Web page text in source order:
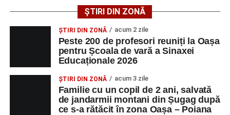
Facebook WhatsApp
Ultimele știri din Sebeș
Primul concert din cadrul String Symphonic Camp
2026 a adus emoție și aplauze la Sebeș
În luna august, cele mai recente lucrări ale lui Eugen
ȘTIRI DIN ZONĂ
ȘTIRI DIN ZONĂ acum 2 zile
Peste 200 de profesori reuniți la Oașa
pentru Școala de vară a Sinaxei
Educaționale 2026
ȘTIRI DIN ZONĂ acum 3 zile
Familie cu un copil de 2 ani, salvată
de jandarmii montani din Șugag după
ce s-a rătăcit în zona Oașa – Poiana